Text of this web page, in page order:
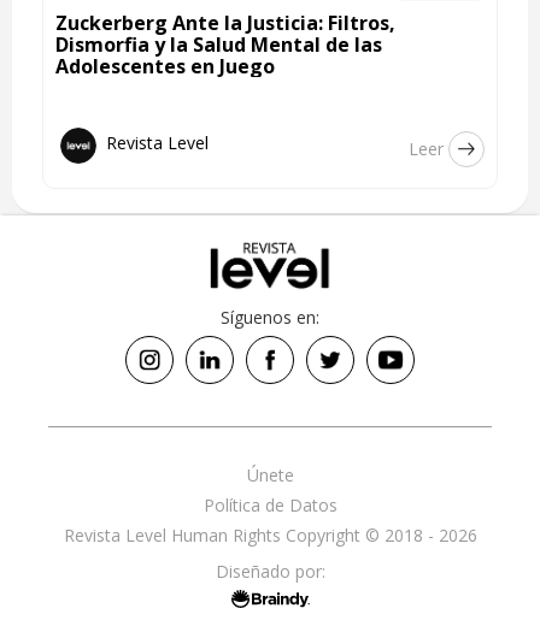
Zuckerberg Ante la Justicia: Filtros,
Dismorfia y la Salud Mental de las
Adolescentes en Juego
Revista Level Leer
Síguenos en:
Revista Level Human Rights Copyright © 2018 - 2026
Política de Datos
Únete
Diseñado por: